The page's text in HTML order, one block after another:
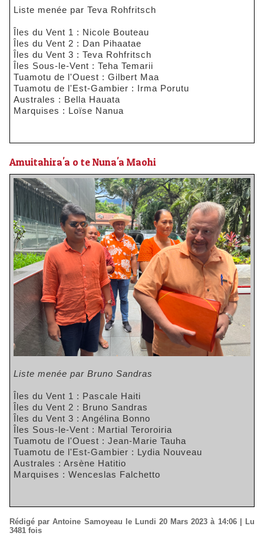
Liste menée par Teva Rohfritsch
Îles du Vent 1 : Nicole Bouteau
Îles du Vent 2 : Dan Pihaatae
Îles du Vent 3 : Teva Rohfritsch
Îles Sous-le-Vent : Teha Temarii
Tuamotu de l'Ouest : Gilbert Maa
Tuamotu de l'Est-Gambier : Irma Porutu
Australes : Bella Hauata
Marquises : Loïse Nanua
Amuitahira'a o te Nuna'a Maohi
Liste menée par Bruno Sandras
Îles du Vent 1 : Pascale Haiti
Îles du Vent 2 : Bruno Sandras
Îles du Vent 3 : Angélina Bonno
Îles Sous-le-Vent : Martial Teroroiria
Tuamotu de l'Ouest : Jean-Marie Tauha
Tuamotu de l'Est-Gambier : Lydia Nouveau
Australes : Arsène Hatitio
Marquises : Wenceslas Falchetto
Rédigé par Antoine Samoyeau le Lundi 20 Mars 2023 à 14:06 | Lu
3481 fois